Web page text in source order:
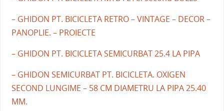
– GHIDON PT. BICICLETA RETRO – VINTAGE – DECOR –
PANOPLIE. – PROIECTE
– GHIDON PT. BICICLETA SEMICURBAT 25.4 LA PIPA
– GHIDON SEMICURBAT PT. BICICLETA. OXIGEN
SECOND LUNGIME – 58 CM DIAMETRU LA PIPA 25.40
MM.